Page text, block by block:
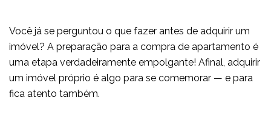
Você já se perguntou o que fazer antes de adquirir um
imóvel? A preparação para a compra de apartamento é
uma etapa verdadeiramente empolgante! Afinal, adquirir
um imóvel próprio é algo para se comemorar — e para
fica atento também.